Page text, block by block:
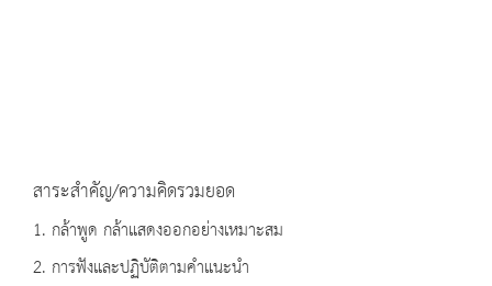
สาระสำคัญ/ความคิดรวมยอด
1. กล้าพูด กล้าแสดงออกอย่างเหมาะสม
2. การฟังและปฏิบัติตามคำแนะนำ